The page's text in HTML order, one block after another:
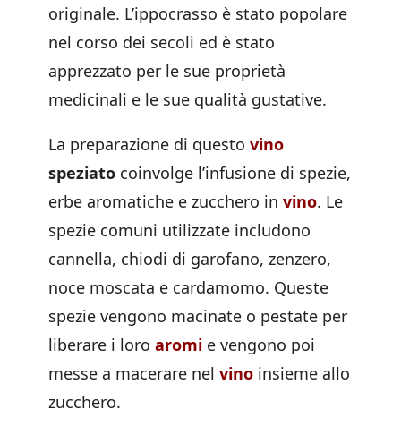
originale. L’ippocrasso è stato popolare
nel corso dei secoli ed è stato
apprezzato per le sue proprietà
medicinali e le sue qualità gustative.
La preparazione di questo vino
speziato coinvolge l’infusione di spezie,
erbe aromatiche e zucchero in vino. Le
spezie comuni utilizzate includono
cannella, chiodi di garofano, zenzero,
noce moscata e cardamomo. Queste
spezie vengono macinate o pestate per
liberare i loro aromi e vengono poi
messe a macerare nel vino insieme allo
zucchero.